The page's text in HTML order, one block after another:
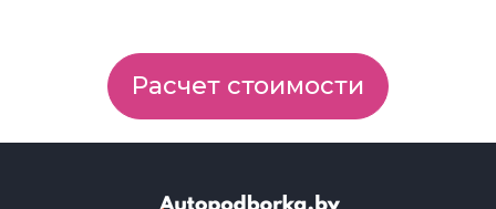
Расчет стоимости